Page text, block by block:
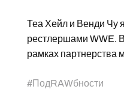
Теа Хейл и Венди Чу
рестлершами WWE.
рамках партнерства
#ПодRAWбности